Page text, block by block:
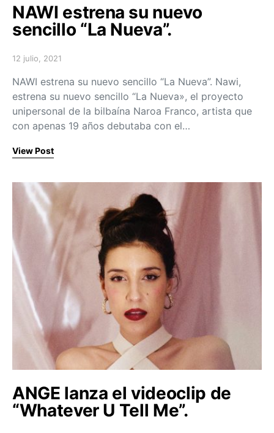
NAWI estrena su nuevo
sencillo “La Nueva”.
Posted on
12 julio, 2021
NAWI estrena su nuevo sencillo “La Nueva”. Nawi,
estrena su nuevo sencillo “La Nueva», el proyecto
unipersonal de la bilbaína Naroa Franco, artista que
con apenas 19 años debutaba con el…
View Post
ANGE lanza el videoclip de
“Whatever U Tell Me”.